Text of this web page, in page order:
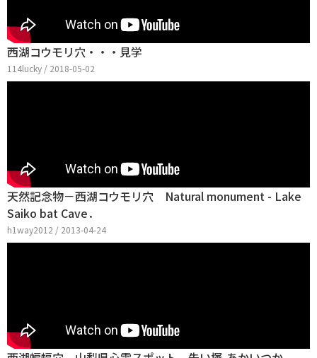
西湖コウモリ穴・・・見学
114lucky / 2018-05-02
天然記念物－西湖コウモリ穴 Natural monument - Lake
Saiko bat Cave．
h1way2012 / 2013-04-24